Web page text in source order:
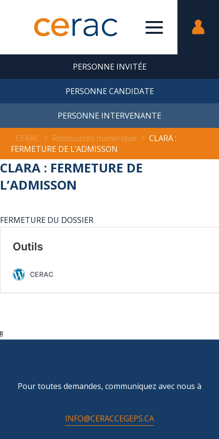
PERSONNE INVITÉE
PERSONNE CANDIDATE
PERSONNE INTERVENANTE
CERAC ∕ Ressources numérique ∕ CLARA :
FERMETURE DE L’ADMISSON
CLARA : FERMETURE DE
L’ADMISSON
FERMETURE DU DOSSIER
!!
Pour toutes demandes, communiquez avec nous à
INFO@CERACCEGEPS.CA